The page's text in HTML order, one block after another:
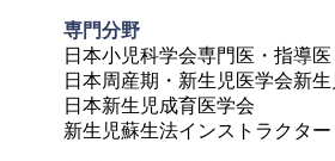
専門分野
日本小児科学会専門医・指導医
日本周産期・新生児医学会新
日本新生児成育医学会
新生児蘇生法インストラクター